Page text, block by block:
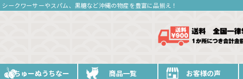
ークワーサーやスパム、黒糖など沖縄の物産を豊富に品揃え！
ちゅーぬうちなー 商品一覧 お客様の声